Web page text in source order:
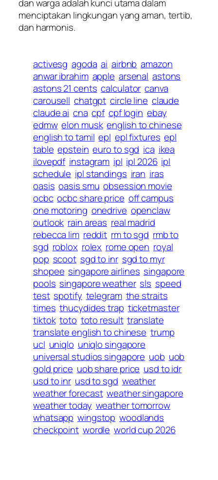
dan warga adalah kunci utama dalam
menciptakan lingkungan yang aman, tertib,
dan harmonis.
activesg agoda ai airbnb amazon
anwar ibrahim apple arsenal astons
astons 21 cents calculator canva
carousell chatgpt circle line claude
claude ai cna cpf cpf login ebay
edmw elon musk english to chinese
english to tamil epl epl fixtures epl
table epstein euro to sgd ica ikea
ilovepdf instagram ipl ipl 2026 ipl
schedule ipl standings iran iras
oasis oasis smu obsession movie
ocbc ocbc share price off campus
one motoring onedrive openclaw
outlook rain areas real madrid
rebecca lim reddit rm to sgd rmb to
sgd roblox rolex rome open royal
pop scoot sgd to inr sgd to myr
shopee singapore airlines singapore
pools singapore weather sls speed
test spotify telegram the straits
times thucydides trap ticketmaster
tiktok toto toto result translate
translate english to chinese trump
ucl uniqlo uniqlo singapore
universal studios singapore uob uob
gold price uob share price usd to idr
usd to inr usd to sgd weather
weather forecast weather singapore
weather today weather tomorrow
whatsapp wingstop woodlands
checkpoint wordle world cup 2026